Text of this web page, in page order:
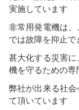
実施しています
非常用発電機は
では故障を抑止で
甚大化する災害
機を守るための専
弊社が出来る社
て頂いています